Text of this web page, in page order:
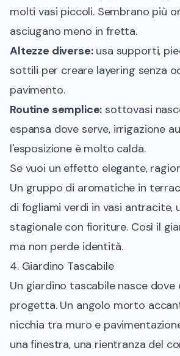
molti vasi piccoli. Sembrano più
asciugano meno in fretta.
Altezze diverse:usa supporti,
sottili per creare layering senza
pavimento.
Routine semplice: sottovasi
espansa dove serve, irrigazione
l'esposizione è molto calda.
Se vuoi un effetto elegante,
Un gruppo di aromatiche in
di fogliami verdi in vasi antracite,
stagionale con fioriture. Così il
ma non perde identità.
4. Giardino Tascabile
Un giardino tascabile nasce dove
progetta. Un angolo morto
nicchia tra muro e
una finestra, una rientranza del